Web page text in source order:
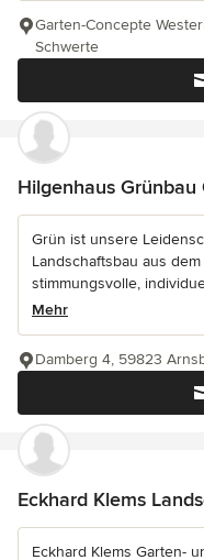
Garten-Concepte
Schwerte
Hilgenhaus Grünbau
Grün ist unsere
Landschaftsbau aus
stimmungsvolle,
Mehr
Damberg 4, 59823
Eckhard Klems
Eckhard Klems Garten-